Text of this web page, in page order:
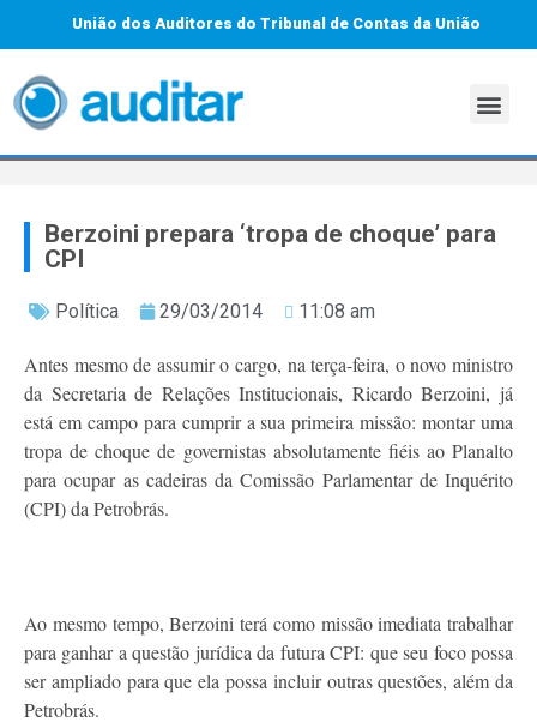
União dos Auditores do Tribunal de Contas da União
Berzoini prepara ‘tropa de choque’ para
CPI
Política 29/03/2014 11:08 am
Antes mesmo de assumir o cargo, na terça-feira, o novo ministro
da Secretaria de Relações Institucionais, Ricardo Berzoini, já
está em campo para cumprir a sua primeira missão: montar uma
tropa de choque de governistas absolutamente fiéis ao Planalto
para ocupar as cadeiras da Comissão Parlamentar de Inquérito
(CPI) da Petrobrás.
Ao mesmo tempo, Berzoini terá como missão imediata trabalhar
para ganhar a questão jurídica da futura CPI: que seu foco possa
ser ampliado para que ela possa incluir outras questões, além da
Petrobrás.